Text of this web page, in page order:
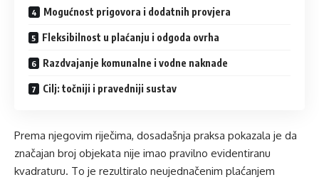
Mogućnost prigovora i dodatnih provjera
Fleksibilnost u plaćanju i odgoda ovrha
Razdvajanje komunalne i vodne naknade
Cilj: točniji i pravedniji sustav
Prema njegovim riječima, dosadašnja praksa pokazala je da
značajan broj objekata nije imao pravilno evidentiranu
kvadraturu. To je rezultiralo neujednačenim plaćanjem